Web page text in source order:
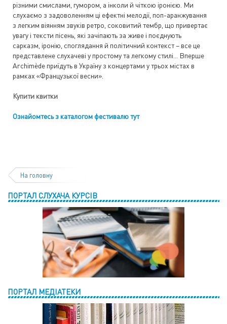
різними смислами, гумором, а інколи й чіткою іронією. Ми
слухаємо з задоволенням ці ефектні мелодії, поп-аранжування
з легким віянням звуків ретро, соковитий тембр, що привертає
увагу і тексти пісень, які зачіпають за живе і поєднують
сарказм, іронію, споглядання й політичний контекст – все це
представлене слухачеві у простому та легкому стилі... Вперше
Archimède приїдуть в Україну з концертами у трьох містах в
рамках «Французької весни».
Купити квитки
Ознайомтесь з каталогом фестивалютут
На головну
ПОРТАЛ СЛУХАЧА КУРСІВ
ПОРТАЛ МЕДІАТЕКИ